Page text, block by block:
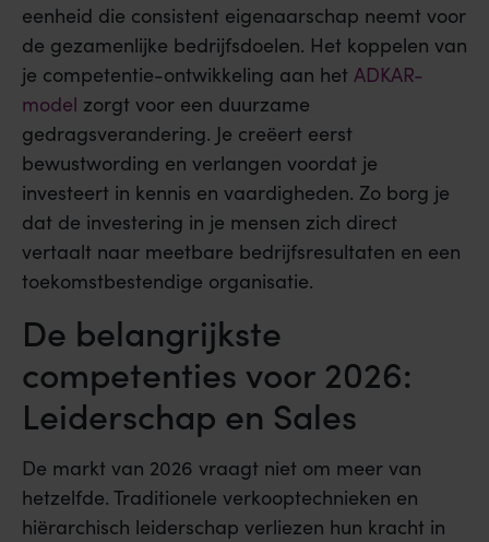
eenheid die consistent eigenaarschap neemt voor
de gezamenlijke bedrijfsdoelen. Het koppelen van
je competentie-ontwikkeling aan het ADKAR-
model zorgt voor een duurzame
gedragsverandering. Je creëert eerst
bewustwording en verlangen voordat je
investeert in kennis en vaardigheden. Zo borg je
dat de investering in je mensen zich direct
vertaalt naar meetbare bedrijfsresultaten en een
toekomstbestendige organisatie.
De belangrijkste
competenties voor 2026:
Leiderschap en Sales
De markt van 2026 vraagt niet om meer van
hetzelfde. Traditionele verkooptechnieken en
hiërarchisch leiderschap verliezen hun kracht in